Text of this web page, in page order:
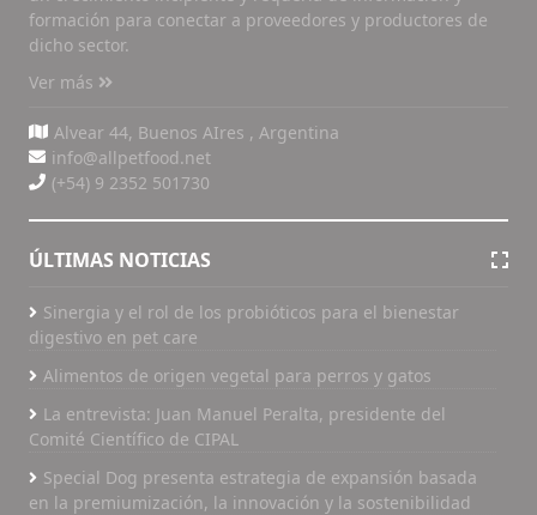
formación para conectar a proveedores y productores de
dicho sector.
Ver más
Alvear 44, Buenos AIres , Argentina
info@allpetfood.net
(+54) 9 2352 501730
ÚLTIMAS NOTICIAS
Sinergia y el rol de los probióticos para el bienestar
digestivo en pet care
Alimentos de origen vegetal para perros y gatos
La entrevista: Juan Manuel Peralta, presidente del
Comité Científico de CIPAL
Special Dog presenta estrategia de expansión basada
en la premiumización, la innovación y la sostenibilidad